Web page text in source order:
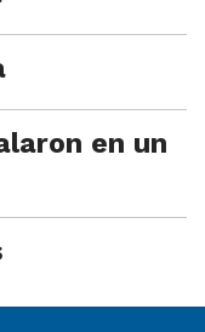
en un